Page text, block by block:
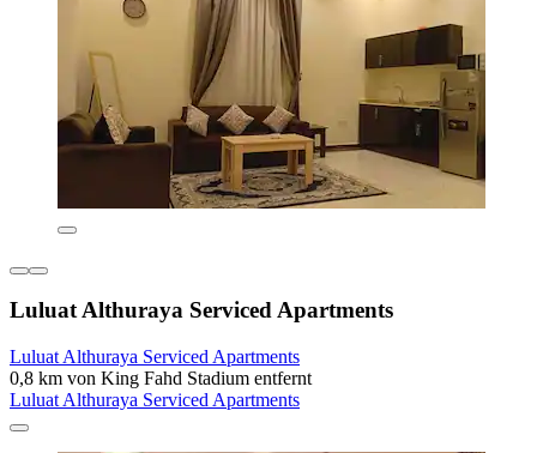
Luluat Althuraya Serviced Apartments
Luluat Althuraya Serviced Apartments
0,8 km von King Fahd Stadium entfernt
Luluat Althuraya Serviced Apartments